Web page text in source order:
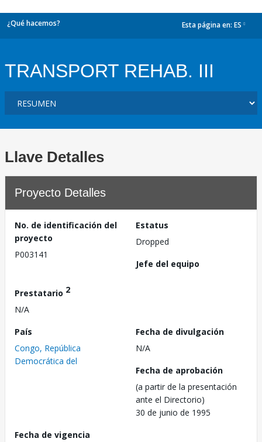
¿Qué hacemos? Esta página en: ES
TRANSPORT REHAB. III
Llave Detalles
Proyecto Detalles
No. de identificación del
proyecto
P003141
Estatus
Dropped
Jefe del equipo
Prestatario 2
N/A
País
Congo, República
Democrática del
Fecha de divulgación
N/A
Fecha de aprobación
(a partir de la presentación
ante el Directorio)
30 de junio de 1995
Fecha de vigencia